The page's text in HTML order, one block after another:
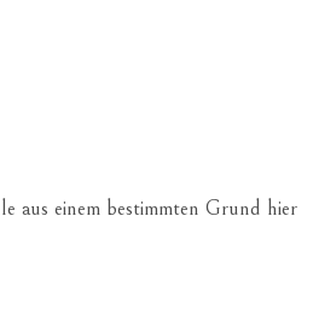
aus einem bestimmten Grund hier